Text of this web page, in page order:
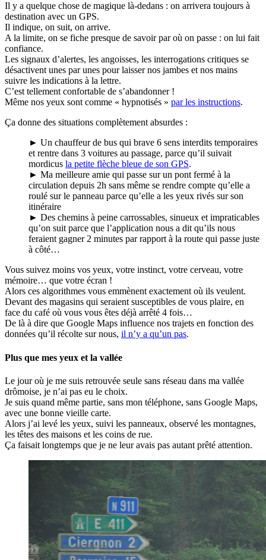
Il y a quelque chose de magique là-dedans : on arrivera toujours à
destination avec un GPS.
Il indique, on suit, on arrive.
A la limite, on se fiche presque de savoir par où on passe : on lui fait
confiance.
Les signaux d’alertes, les angoisses, les interrogations critiques se
désactivent unes par unes pour laisser nos jambes et nos mains
suivre les indications à la lettre.
C’est tellement confortable de s’abandonner !
Même nos yeux sont comme « hypnotisés » par les instructions.
Ça donne des situations complètement absurdes :
► Un chauffeur de bus qui brave 6 sens interdits temporaires
et rentre dans 3 voitures au passage, parce qu’il suivait
mordicus la petite flèche bleue de son GPS.
► Ma meilleure amie qui passe sur un pont fermé à la
circulation depuis 2h sans même se rendre compte qu’elle a
roulé sur le panneau parce qu’elle a les yeux rivés sur son
itinéraire
► Des chemins à peine carrossables, sinueux et impraticables
qu’on suit parce que l’application nous a dit qu’ils nous
feraient gagner 2 minutes par rapport à la route qui passe juste
à côté…
Vous suivez moins vos yeux, votre instinct, votre cerveau, votre
mémoire… que votre écran !
Alors ces algorithmes vous emmènent exactement où ils veulent.
Devant des magasins qui seraient susceptibles de vous plaire, en
face du café où vous vous êtes déjà arrêté 4 fois…
De là à dire que Google Maps influence nos trajets en fonction des
données qu’il récolte sur nous, il n’y a qu’un pas.
Plus que mes yeux et la vallée
Le jour où je me suis retrouvée seule sans réseau dans ma vallée
drômoise, je n’ai pas eu le choix.
Je suis quand même partie, sans mon téléphone, sans Google Maps,
avec une bonne vieille carte.
Alors j’ai levé les yeux, suivi les panneaux, observé les montagnes,
les têtes des maisons et les coins de rue.
Ça faisait longtemps que je ne leur avais pas autant prêté attention.